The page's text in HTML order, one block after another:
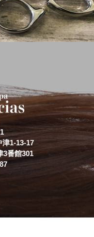
津1-13-17
3番館301